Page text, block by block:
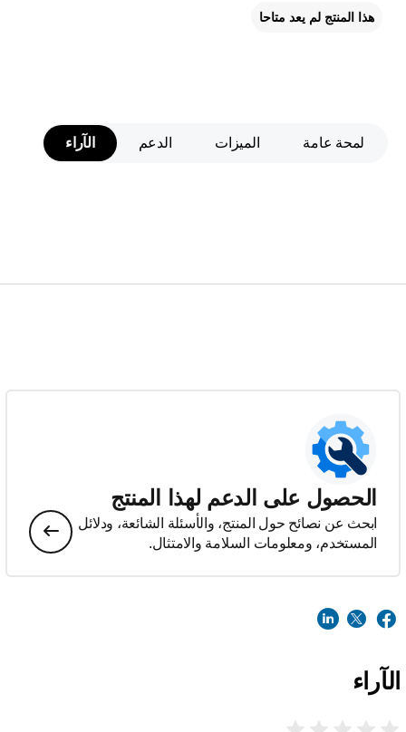
هذا المنتج لم يعد متاحا
لمحة عامة الميزات الدعم الآراء
الحصول على الدعم لهذا المنتج
ابحث عن نصائح حول المنتج، والأسئلة الشائعة، ودلائل
المستخدم، ومعلومات السلامة والامتثال.
الآراء